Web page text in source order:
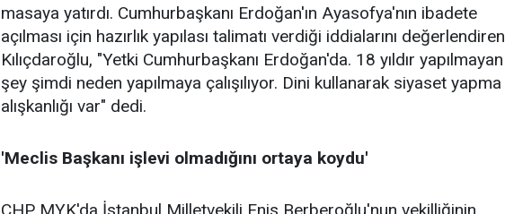
masaya yatırdı. Cumhurbaşkanı Erdoğan'ın Ayasofya'nın ibadete
açılması için hazırlık yapılası talimatı verdiği iddialarını değerlendiren
Kılıçdaroğlu, "Yetki Cumhurbaşkanı Erdoğan'da. 18 yıldır yapılmayan
şey şimdi neden yapılmaya çalışılıyor. Dini kullanarak siyaset yapma
alışkanlığı var" dedi.
'Meclis Başkanı işlevi olmadığını ortaya koydu'